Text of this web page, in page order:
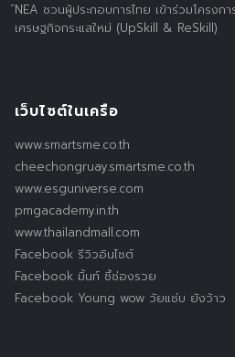
NEA ชวนผู้ประกอบการไทย เข้าร่วมโครงก
เศรษฐกิจกระแสใหม่ (UpSkill & ReSkill)
เว็บไซต์ในเครือ
www.smartsme.co.th
cheechongruay.smartsme.co.th
www.esguniverse.com
pmgacademy.in.th
www.thailandmall.com
Facebook รีวิวอินไซต์
Facebook มิ้นท์ ชี้ช่องรวย
Facebook Young wow วัยแซ่บ ยังว้าว